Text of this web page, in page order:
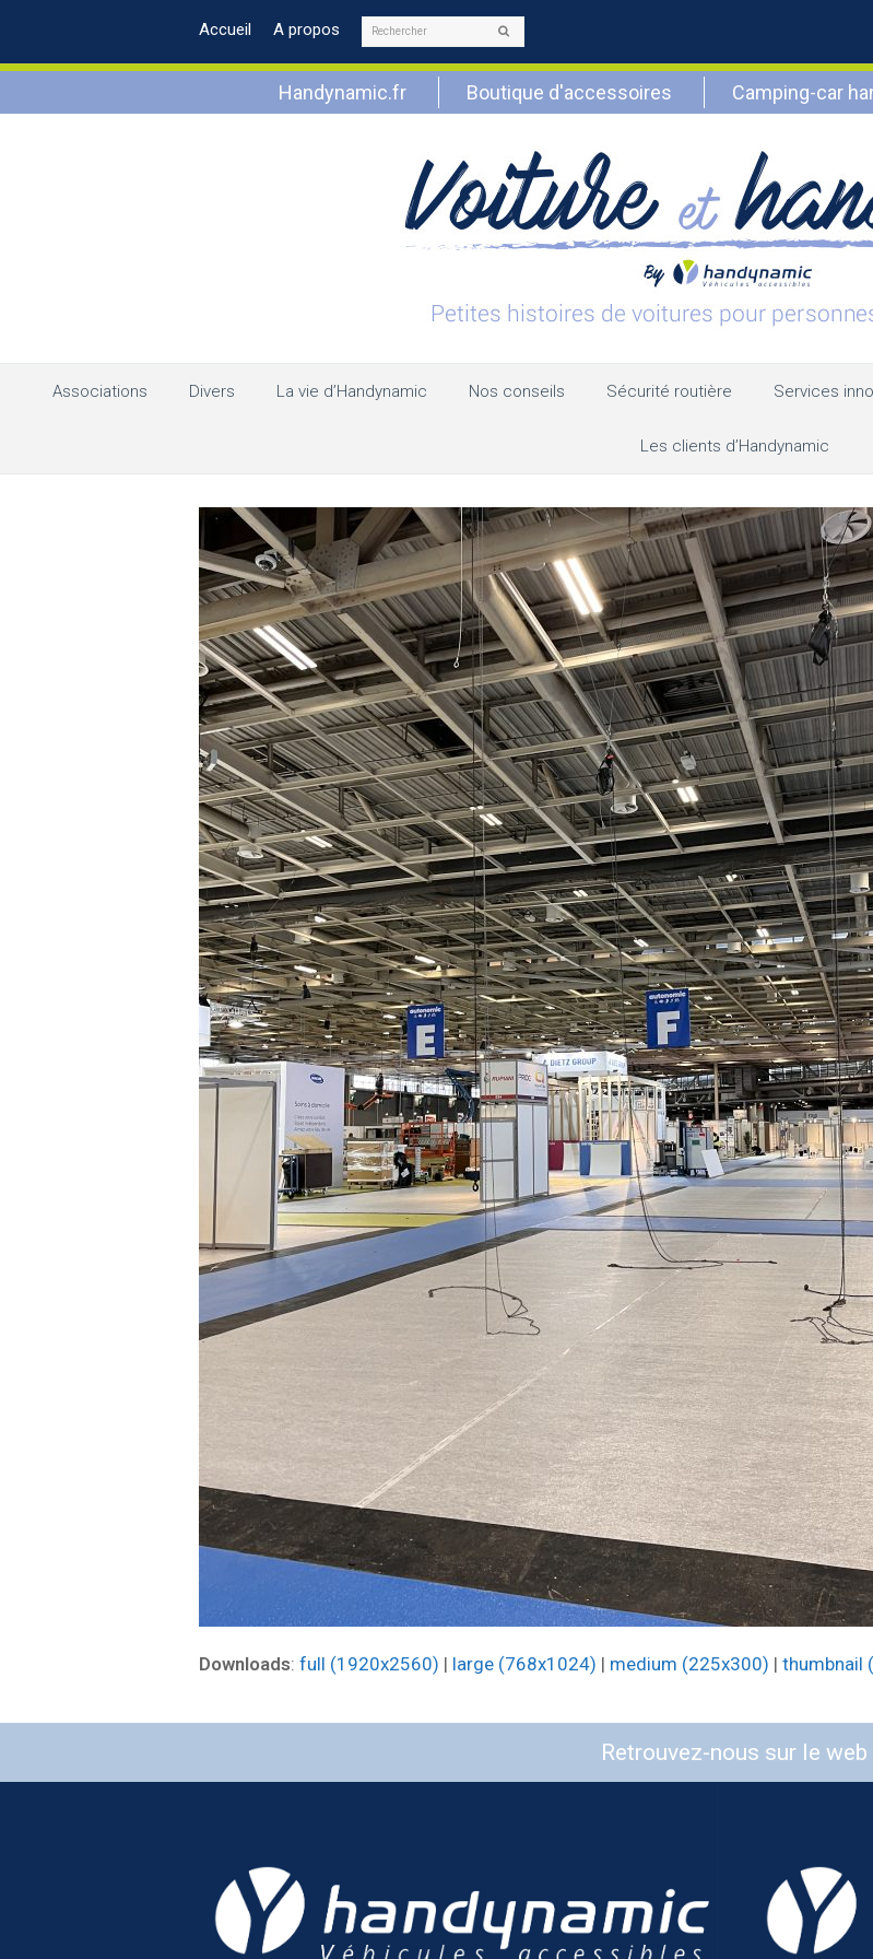
Accueil A propos Rechercher
Handynamic.fr Boutique d'accessoires Camping-car
Associations Divers La vie d’Handynamic Nos conseils Sécurité routière Services
Les clients d’Handynamic
Downloads: full (1920x2560) | large (768x1024) | medium (225x300) | thumbnail
Retrouvez-nous sur le web